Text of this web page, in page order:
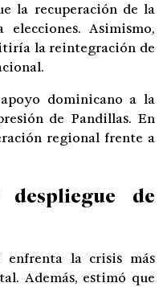
la recuperación de la
Asimismo,
la reintegración de
dominicano a la
de Pandillas. En
regional frente a
de
la crisis más
Además, estimó que